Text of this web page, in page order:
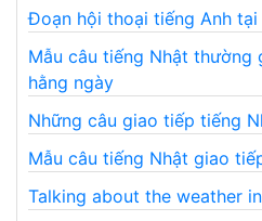
Đoạn hội thoại tiếng Anh
Mẫu câu tiếng Nhật
hằng ngày
Những câu giao tiếp tiếng
Mẫu câu tiếng Nhật giao
Talking about the weather